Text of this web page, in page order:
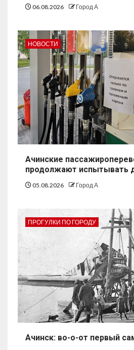
06.08.2026 Город А
НОВОСТИ
Ачинские
продолжают испытывать
05.08.2026 Город А
ПРОГУЛКИ ПО ГОРОДУ
Ачинск: во-о-от первый